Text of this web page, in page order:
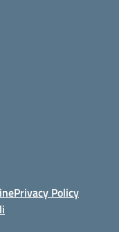
Privacy Policy